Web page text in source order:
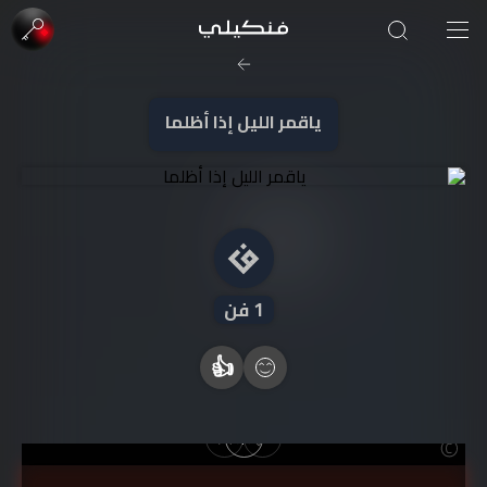
ياقمر الليل إذا أظلما
1فن
👍
صورة الغلاف من فن
SOUFIANE Abid